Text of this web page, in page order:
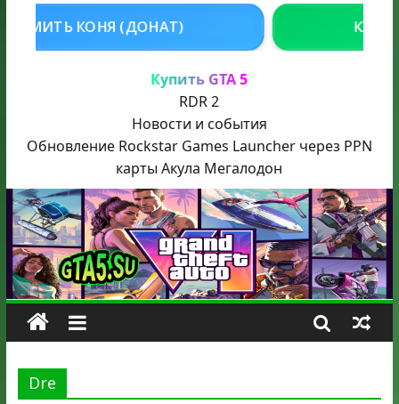
(ДОНАТ) КУПИТЬ GTA 5
Купить GTA 5
RDR 2
Новости и события
Обновление Rockstar Games Launcher через PPN
карты Акула Мегалодон
Dre